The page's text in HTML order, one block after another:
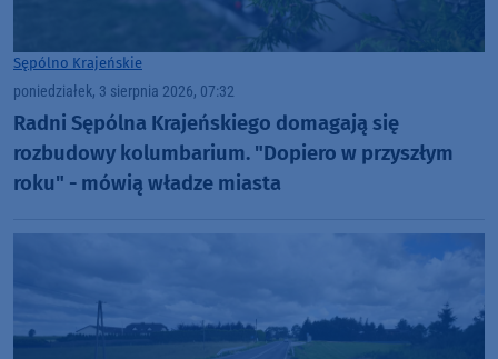
Sępólno Krajeńskie
poniedziałek, 3 sierpnia 2026, 07:32
Radni Sępólna Krajeńskiego domagają się
rozbudowy kolumbarium. "Dopiero w przyszłym
roku" - mówią władze miasta